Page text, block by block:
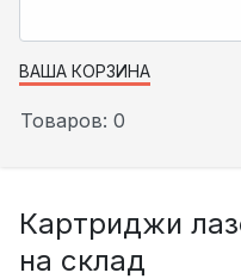
ВАША КОРЗИНА
Товаров: 0
Картриджи
на склад